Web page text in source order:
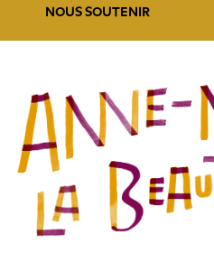
NOUS SOUTENIR